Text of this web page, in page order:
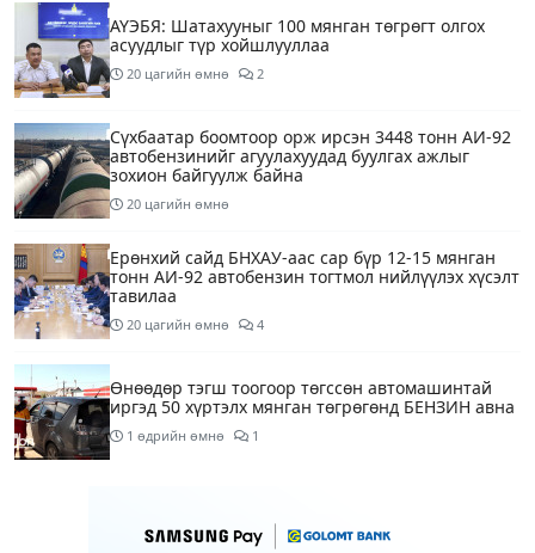
АҮЭБЯ: Шатахууныг 100 мянган төгрөгт олгох
асуудлыг түр хойшлууллаа
20 цагийн өмнө 2
Сүхбаатар боомтоор орж ирсэн 3448 тонн АИ-92
автобензинийг агуулахуудад буулгах ажлыг
зохион байгуулж байна
20 цагийн өмнө
Ерөнхий сайд БНХАУ-аас сар бүр 12-15 мянган
тонн АИ-92 автобензин тогтмол нийлүүлэх хүсэлт
тавилаа
20 цагийн өмнө 4
Өнөөдөр тэгш тоогоор төгссөн автомашинтай
иргэд 50 хүртэлх мянган төгрөгөнд БЕНЗИН авна
1 өдрийн өмнө 1
Өнөөдөр” Аавуудын баяр”-ын өдөр
1 өдрийн өмнө